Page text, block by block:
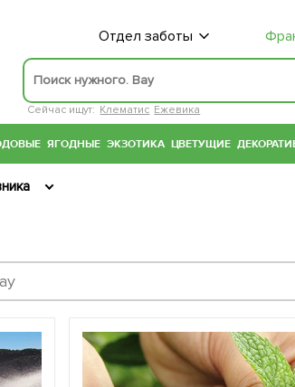
Отдел заботы
Сейчас ищут: Клематис Ежевика
ЯГОДНЫЕ ЭКЗОТИКА ЦВЕТУЩИЕ